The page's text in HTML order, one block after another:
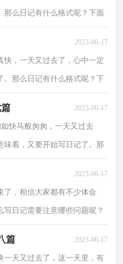
那么日记有什么格式呢？下面
2023-06-17
快，一天又过去了，心中一定
。那么日记有什么格式呢？下
2023-06-17
快马般匆匆，一天又过去
味着，又要开始写日记了。那
2023-06-17
了，相信大家都有不少体会
日记需要注意哪些问题呢？
篇 2023-06-17
一天又过去了，这一天里，有